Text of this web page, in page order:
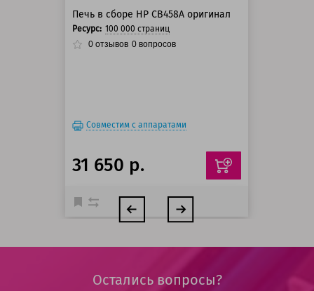
Печь в сборе HP CB458A оригинал
Ресурс: 100 000 страниц
0 отзывов 0 вопросов
Совместим с аппаратами
31 650 р.
Остались вопросы?